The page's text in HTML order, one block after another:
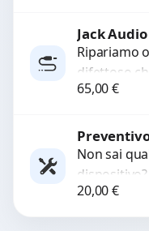
Jack Audio
Ripariamo
difettoso
sonora o
65,00€
Non sai
check-up
avanzati
20,00€